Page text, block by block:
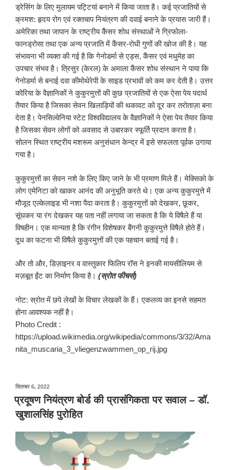
ड्रेसिंग के लिए मुलायम पट्टियां बनाने में किया जाता है। कई प्रजातियों से
क्रमश: हृदय रोग एवं रक्तचाप नियंत्रण की दवाई बनाने के प्रयास जारी हैं।
अमेरिका तथा जापान के राष्ट्रीय कैंसर शोध संस्थाओं ने ग्रिफोला-
फानड्रोसा तथा एक अन्य प्रजाति में कैंसर-रोधी गुणों की खोज की है। यह
संभावना भी व्यक्त की गई है कि गेनोडर्मा से एड्स, कैंसर एवं मधुमेह का
उपचार संभव है। त्रिसुर (केरल) के अमाला कैंसर शोध संस्थान ने पाया कि
गेनोडर्मा से बनाई दवा कीमोथेरेपी के साइड प्रभावों को कम कर देती है। उत्तर
कोरिया के वैज्ञानिकों ने कुकुरमुत्तों की कुछ प्रजातियों से एक ऐसा पेय पदार्थ
तैयार किया है जिसका सेवन खिलाड़ियों की थकावट को दूर कर तरोताज़ा बना
देता है। पेनसिल्वेनिया स्टेट विश्वविद्यालय के वैज्ञानिकों ने ऐसा पेय तैयार किया
है जिसका सेवन लोगों को अवसाद से उबारकर स्फूर्ति प्रदान करता है।
सोलन स्थित राष्ट्रीय मशरूम अनुसंधान केन्द्र में इसे सफलता पूर्वक उगाया
गया है।
कुकुरमुत्तों का सेवन नशे के लिए किए जाने के भी प्रमाण मिले हैं। मेक्सिको के
लोग एमेनिटा को खाकर आनंद की अनुभूति करते थे। एक अन्य कुकुरमुत्ते में
मौजूद एल्केलाइड भी नशा पैदा करता है। कुकुरमुत्तों को देखकर, छूकर,
सूंघकर या रंग देखकर यह पता नहीं लगाया जा सकता है कि ये विषैले हैं या
विषहीन। एक मान्यता है कि रंगीन विशेषकर बैंगनी कुकुरमुत्ते विषैले होते हैं।
दूध का फटना भी विषैले कुकुरमुत्तों की एक पहचान बताई गई है।
और तो और, डिज़ाइनर व वास्तुकार फिलिप रॉस ने इनकी मायसीलियम से
मज़बूत ईंट का निर्माण किया है। (स्रोत फीचर्स)
नोट: स्रोत में छपे लेखों के विचार लेखकों के हैं। एकलव्य का इनसे सहमत
होना आवश्यक नहीं है।
Photo Credit :
https://upload.wikimedia.org/wikipedia/commons/3/32/Ama
nita_muscaria_3_vliegenzwammen_op_rij.jpg
सितम्बर 6, 2022पर
प्रकाशित
किया
गया
प्रदूषण नियंत्रण बोर्ड की प्रासंगिकता पर सवाल – डॉ.
खुशालसिंह पुरोहित